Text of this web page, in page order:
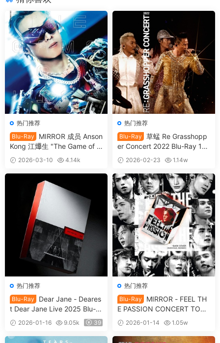
热门推荐
Blu-Ray
MIRROR 成员 Anson
Kong 江𤒹生 "The Game of Li
fe " In My Sight Solo Concert
2024 1080i [自购原盘] [BDIS
O 2BD 34.5GB]
2026-03-10
4.14k
热门推荐
Blu-Ray
草蜢 Re Grasshopp
er Concert 2022 Blu-Ray 10
80i [自购原盘] [BDISO 2BD 5
3.5GB]
2026-02-23
1.14w
热门推荐
Blu-Ray
Dear Jane - Deares
t Dear Jane Live 2025 Blu-ra
y 1080p AVC DTS-HDMA 5.1
[自购原盘] [全网首发] [BDISO
2BD 61.4GB]
2026-01-16 9.05k 39
热门推荐
Blu-Ray
MIRROR - FEEL TH
E PASSION CONCERT TOUR
2024 Blu-ray 1080p AVC DT
S-HDMA 5.1 [自购原盘] [全网
首发] [BDISO 2BD 67.4GB]
2026-01-14
1.05w